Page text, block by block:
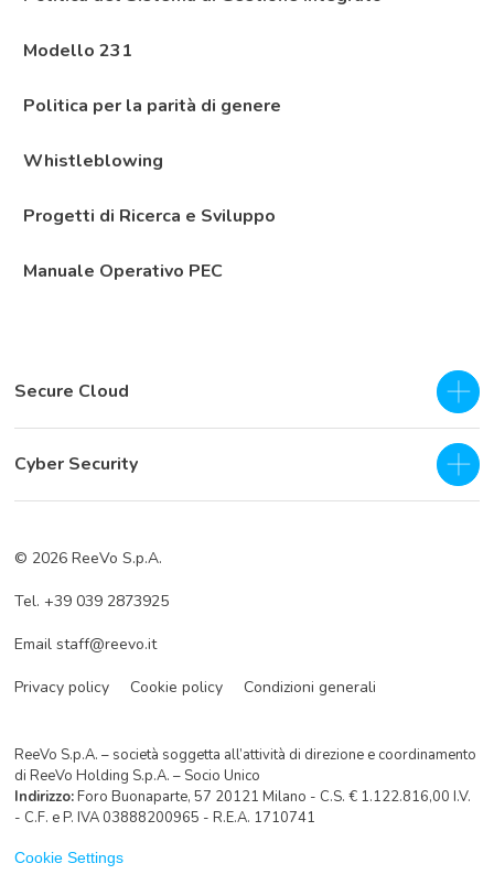
Modello 231
Politica per la parità di genere
Whistleblowing
Progetti di Ricerca e Sviluppo
Manuale Operativo PEC
Secure Cloud
IaaS - Private Cloud
Private Cloud
Cyber Security
Incident Response
© 2026 ReeVo S.p.A.
Tel. +39 039 2873925
Email staff@reevo.it
Privacy policy Cookie policy Condizioni generali
ReeVo S.p.A. – società soggetta all’attività di direzione e coordinamento
di ReeVo Holding S.p.A. – Socio Unico
Indirizzo:Foro Buonaparte, 57 20121 Milano - C.S. € 1.122.816,00 I.V.
- C.F. e P. IVA 03888200965 - R.E.A. 1710741
Cookie Settings